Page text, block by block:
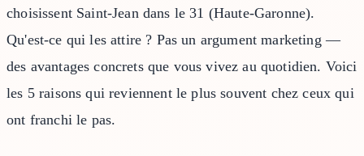
choisissent Saint-Jean dans le 31 (Haute-Garonne).
Qu'est-ce qui les attire ? Pas un argument marketing —
des avantages concrets que vous vivez au quotidien. Voici
les 5 raisons qui reviennent le plus souvent chez ceux qui
ont franchi le pas.